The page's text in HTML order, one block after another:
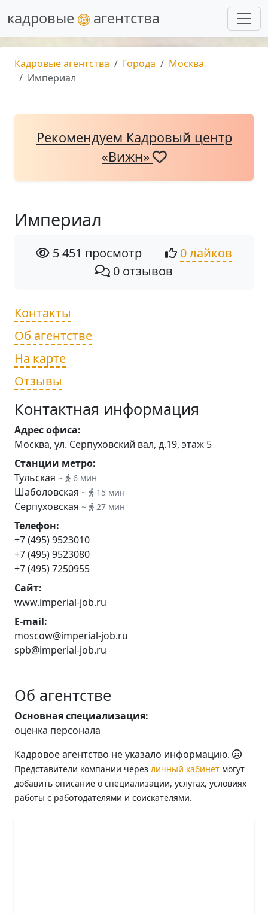
кадровые агентства
Кадровые агентства Города
Москва
Империал
Рекомендуем Кадровый центр
«Вижн»
Империал
5 451 просмотр
0 лайков
0 отзывов
Контакты
Об агентстве
На карте
Отзывы
Контактная информация
Адрес офиса:
Москва, ул. Серпуховский вал, д.19, этаж 5
Станции метро:
Тульская ~ 6 мин
Шаболовская ~ 15 мин
Серпуховская ~ 27 мин
Телефон:
+7 (495) 9523010
+7 (495) 9523080
+7 (495) 7250955
Сайт:
www.imperial-job.ru
E-mail:
moscow@imperial-job.ru
spb@imperial-job.ru
Об агентстве
Основная специализация:
оценка персонала
Кадровое агентство не указало информацию.
Представители компании через личный кабинет могут
добавить описание о специализации, услугах, условиях
работы с работодателями и соискателями.